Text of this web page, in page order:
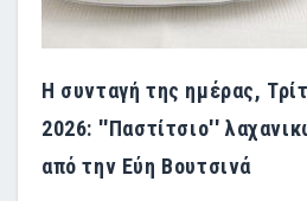
Η συνταγή της ημέρας,
2026: ''Παστίτσιο''
από την Εύη Βουτσινά